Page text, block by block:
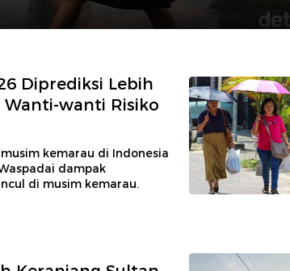
Diprediksi Lebih
Wanti-wanti Risiko
kemarau di Indonesia
dampak
di musim kemarau.